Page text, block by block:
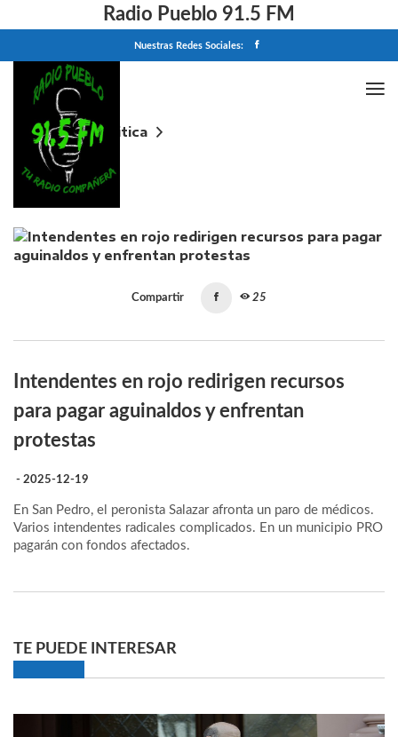
Radio Pueblo 91.5 FM
Nuestras Redes Sociales:
Home
Politica
Intendentes en rojo redirigen recursos para pagar
aguinaldos y enfrentan protestas
Compartir 25
Intendentes en rojo redirigen recursos
para pagar aguinaldos y enfrentan
protestas
- 2025-12-19
En San Pedro, el peronista Salazar afronta un paro de médicos.
Varios intendentes radicales complicados. En un municipio PRO
pagarán con fondos afectados.
TE PUEDE INTERESAR